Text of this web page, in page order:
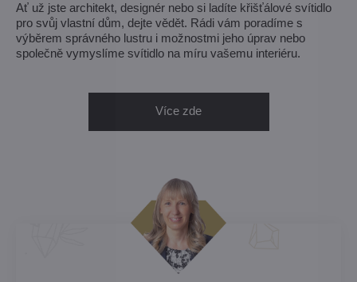
Ať už jste architekt, designér nebo si ladíte křišťálové svítidlo
pro svůj vlastní dům, dejte vědět. Rádi vám poradíme s
výběrem správného lustru i možnostmi jeho úprav nebo
společně vymyslíme svítidlo na míru vašemu interiéru.
Více zde